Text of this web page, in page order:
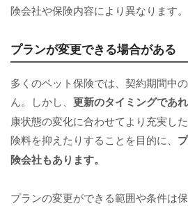
険会社や保険内容により異なります。
プランが変更できる場合がある
多くのペット保険では、契約期間中
ん。しかし、 更新のタイミングであ
康状態の変化に合わせてより充実し
険料を抑えたりすることを目的に、
険会社もあります。
プランの変更ができる範囲や条件は